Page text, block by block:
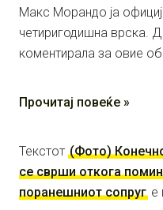
Макс Морандо ја
четиригодишна врска.
коментирала за овие
Прочитај повеќе »
Текстот (Фото)
се сврши откога
поранешниот сопруг е